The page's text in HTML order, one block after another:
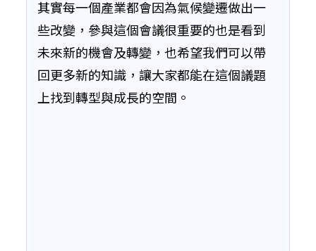
其實每一個產業都會因為氣候變遷做出一
些改變，參與這個會議很重要的也是看到
未來新的機會及轉變，也希望我們可以帶
回更多新的知識，讓大家都能在這個議題
上找到轉型與成長的空間。